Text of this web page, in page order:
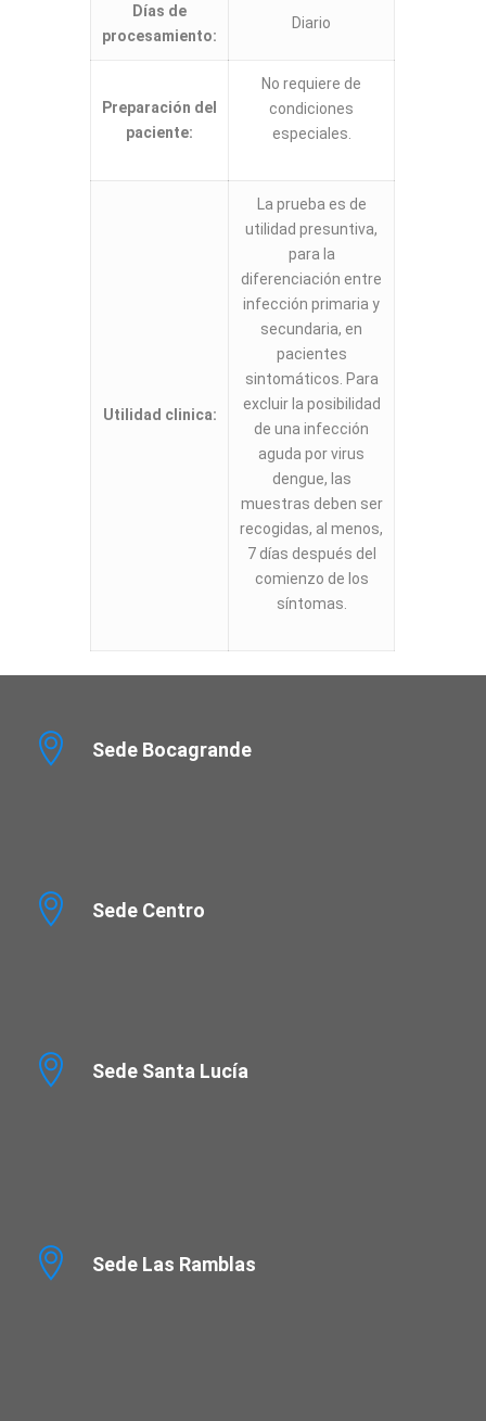
Días de
procesamiento:
Diario
Preparación del
paciente:
No requiere de
condiciones
especiales.
Utilidad clinica:
La prueba es de
utilidad presuntiva,
para la
diferenciación entre
infección primaria y
secundaria, en
pacientes
sintomáticos. Para
excluir la posibilidad
de una infección
aguda por virus
dengue, las
muestras deben ser
recogidas, al menos,
7 días después del
comienzo de los
síntomas.
Sede Bocagrande
Sede Centro
Sede Santa Lucía
Sede Las Ramblas